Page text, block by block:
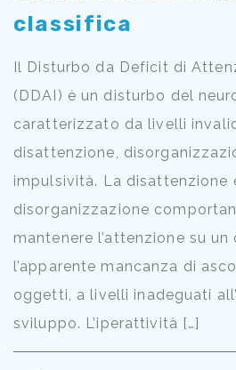
classifica
Il Disturbo da Deficit di
(DDAI) è un disturbo del
caratterizzato da livelli
disattenzione,
impulsività. La disattenzione
disorganizzazione
mantenere l’attenzione su un
l’apparente mancanza di
oggetti, a livelli inadeguati
sviluppo. L’iperattività […]